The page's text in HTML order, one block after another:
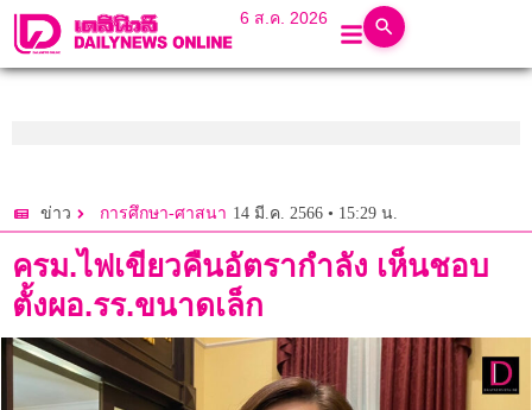
6 ส.ค. 2026
ข่าว การศึกษา-ศาสนา 14 มี.ค. 2566 • 15:29 น.
ครม.ไฟเขียวคืนอัตรากำลัง เห็นชอบ
ตั้งผอ.รร.ขนาดเล็ก